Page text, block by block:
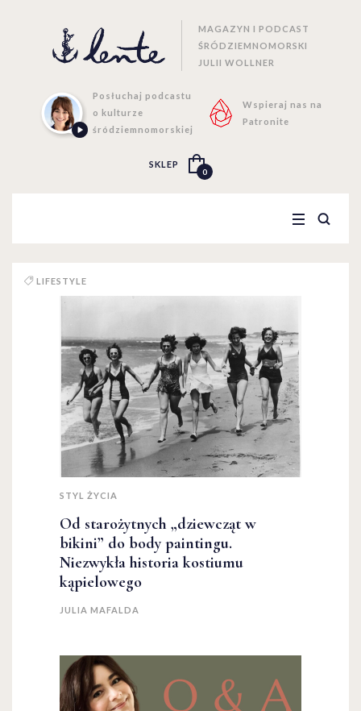
MAGAZYN I PODCAST
ŚRÓDZIEMNOMORSKI
JULII WOLLNER
Posłuchaj podcastu
o kulturze
śródziemnomorskiej
Wspieraj nas na
Patronite
SKLEP
0
LIFESTYLE
STYL ŻYCIA
Od starożytnych „dziewcząt w
bikini” do body paintingu.
Niezwykła historia kostiumu
kąpielowego
JULIA MAFALDA